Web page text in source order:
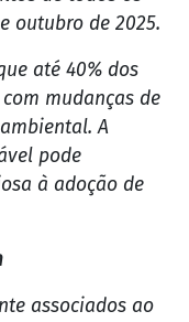
outubro de 2025.
até 40% dos
mudanças de
A
pode
à adoção de
associados ao